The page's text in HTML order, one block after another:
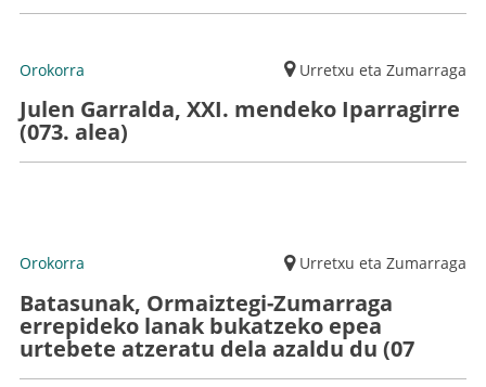
Orokorra Urretxu eta Zumarraga
Julen Garralda, XXI. mendeko Iparragirre
(073. alea)
Orokorra Urretxu eta Zumarraga
Batasunak, Ormaiztegi-Zumarraga
errepideko lanak bukatzeko epea
urtebete atzeratu dela azaldu du (07